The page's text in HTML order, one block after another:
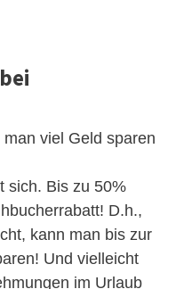
viel Geld sparen
sich. Bis zu 50%
D.h.,
kann man bis zur
Und vielleicht
im Urlaub